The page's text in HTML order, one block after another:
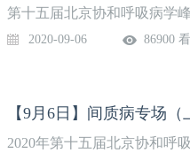
尖，是国内呼吸学界的年度
第十五届北京协和呼吸病学
医院呼吸与危重症医学科承
病、呼吸罕见病、呼吸重症
沿，夯实基础、追求精尖，
2020-09-06 86900
【9月6日】间质病专场（
2020年第十五届北京协和呼